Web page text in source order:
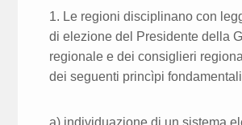
1. Le regioni disciplinano con
di elezione del Presidente della
regionale e dei consiglieri
dei seguenti princìpi
a) individuazione di un sistema